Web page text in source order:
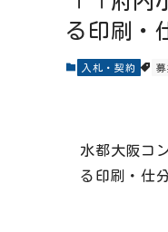
る印刷・
入札・契約
水都大阪コ
る印刷・仕